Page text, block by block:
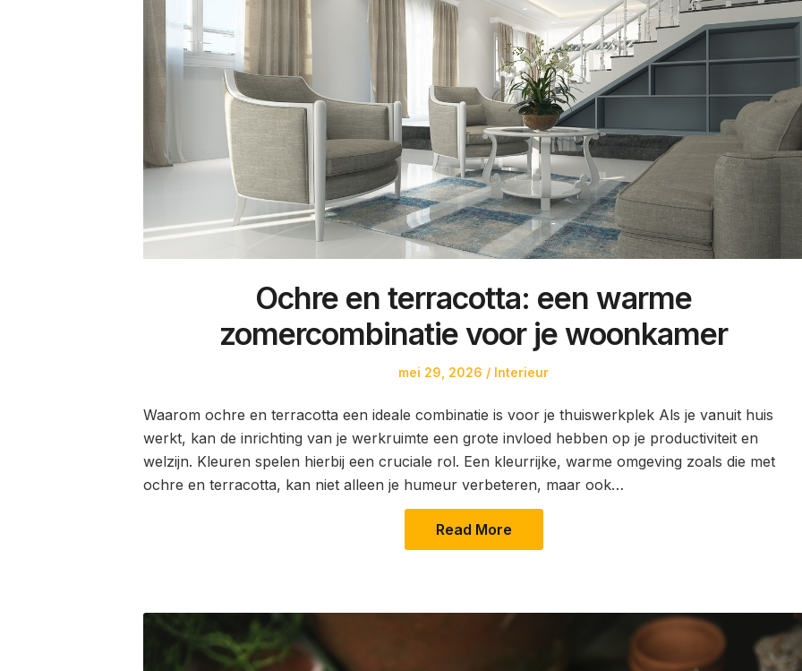
Ochre en terracotta: een warme
zomercombinatie voor je woonkamer
Posted
mei 29, 2026
Posted
Interieur
Waarom ochre en terracotta een ideale combinatie is voor je thuiswerkplek Als je vanuit huis
werkt, kan de inrichting van je werkruimte een grote invloed hebben op je productiviteit en
welzijn. Kleuren spelen hierbij een cruciale rol. Een kleurrijke, warme omgeving zoals die met
ochre en terracotta, kan niet alleen je humeur verbeteren, maar ook…
Read More